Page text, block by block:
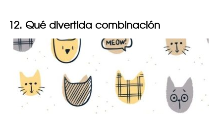
12. Qué divertida combinación